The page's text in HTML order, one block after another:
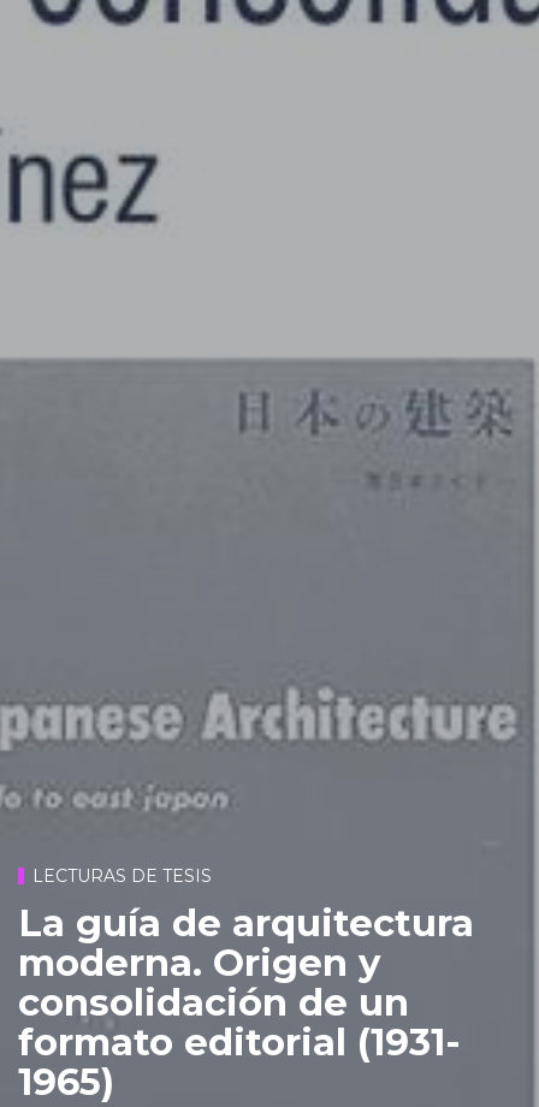
LECTURAS DE TESIS
La guía de arquitectura
moderna. Origen y
consolidación de un
formato editorial (1931-
1965)